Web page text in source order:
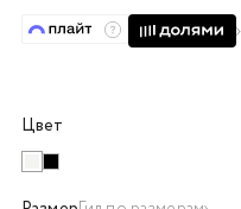
Цвет
об оплате Плайтом